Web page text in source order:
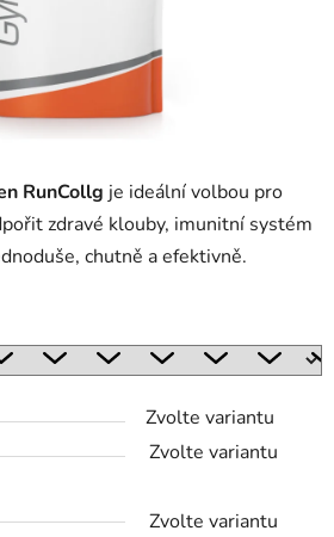
RunCollg je ideální volbou pro
zdravé klouby, imunitní systém
chutně a efektivně.
Zvolte variantu
Zvolte variantu
Zvolte variantu